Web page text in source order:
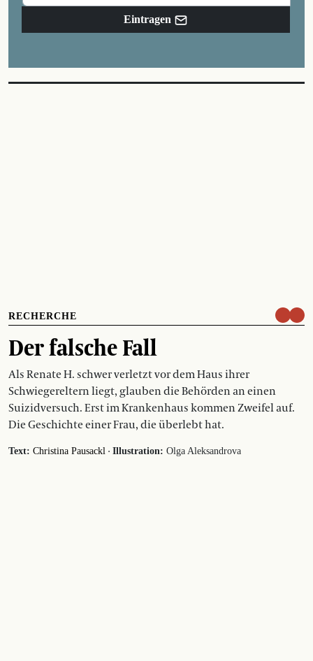
Eintragen
RECHERCHE
Der falsche Fall
Als Renate H. schwer verletzt vor dem Haus ihrer
Schwiegereltern liegt, glauben die Behörden an einen
Suizidversuch. Erst im Krankenhaus kommen Zweifel auf.
Die Geschichte einer Frau, die überlebt hat.
Text: Christina Pausackl · Illustration: Olga Aleksandrova